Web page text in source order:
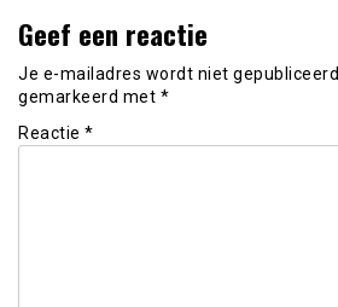
Geef een reactie
Je e-mailadres wordt niet gepubliceerd.
gemarkeerd met *
Reactie *